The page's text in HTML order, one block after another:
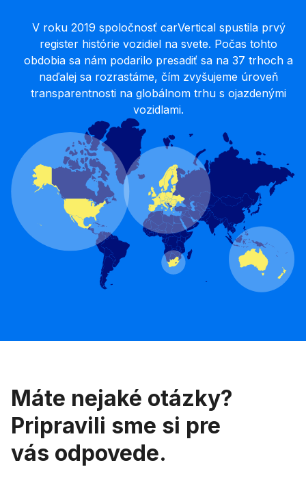
V roku 2019 spoločnosť carVertical spustila prvý
register histórie vozidiel na svete. Počas tohto
obdobia sa nám podarilo presadiť sa na 37 trhoch a
naďalej sa rozrastáme, čím zvyšujeme úroveň
transparentnosti na globálnom trhu s ojazdenými
vozidlami.
Máte nejaké otázky?
Pripravili sme si pre
vás odpovede.